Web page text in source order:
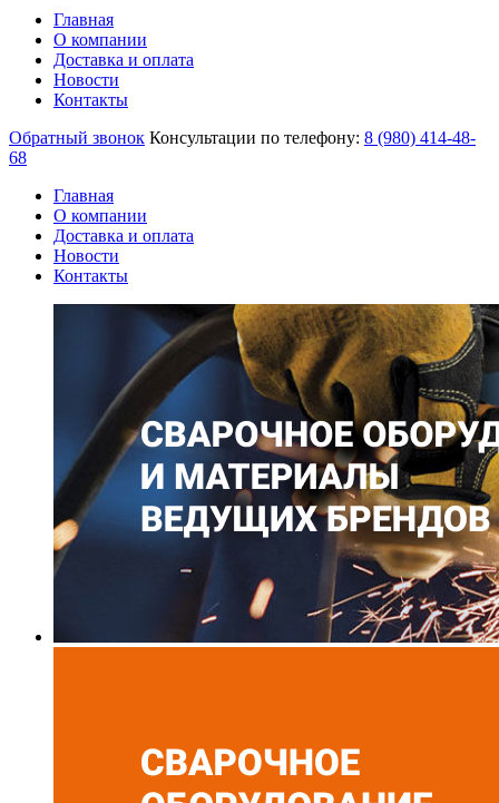
Главная
О компании
Доставка и оплата
Новости
Контакты
Обратный звонок Консультации по телефону: 8 (980) 414-48-
68
Главная
О компании
Доставка и оплата
Новости
Контакты